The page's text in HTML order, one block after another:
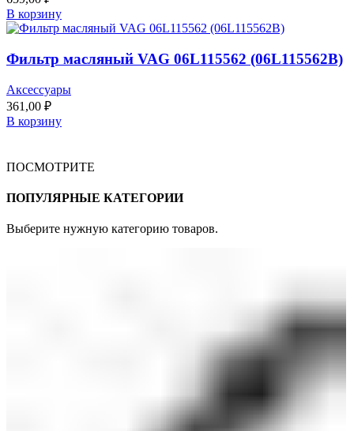
В корзину
Фильтр масляный VAG 06L115562 (06L115562B)
Аксессуары
361,00 ₽
В корзину
ПОСМОТРИТЕ
ПОПУЛЯРНЫЕ КАТЕГОРИИ
Выберите нужную категорию товаров.